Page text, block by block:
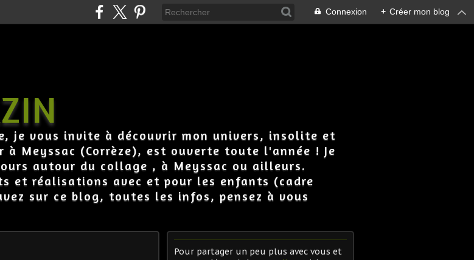
Connexion + Créer mon blog
je vous invite à découvrir mon univers, insolite et
Meyssac (Corrèze), est ouverte toute l'année ! Je
autour du collage , à Meyssac ou ailleurs.
et réalisations avec et pour les enfants (cadre
sur ce blog, toutes les infos, pensez à vous
Pour partager un peu plus avec vous et